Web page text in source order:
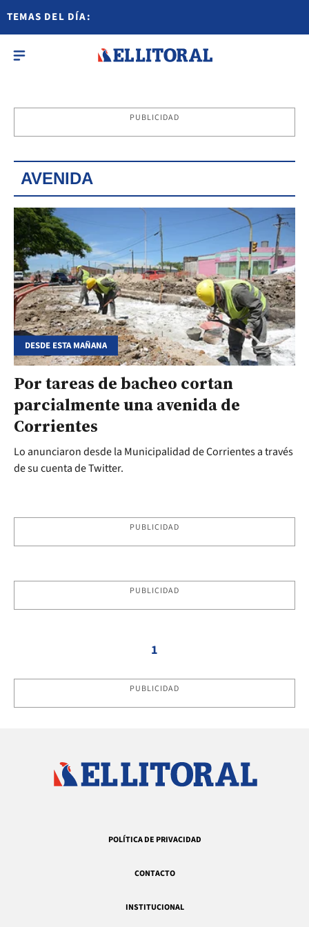
TEMAS DEL DÍA:
PUBLICIDAD
AVENIDA
DESDE ESTA MAÑANA
Por tareas de bacheo cortan
parcialmente una avenida de
Corrientes
Lo anunciaron desde la Municipalidad de Corrientes a través
de su cuenta de Twitter.
PUBLICIDAD
PUBLICIDAD
1
PUBLICIDAD
POLÍTICA DE PRIVACIDAD
CONTACTO
INSTITUCIONAL